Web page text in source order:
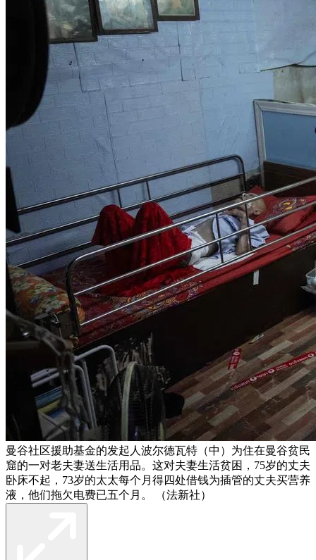
曼谷社区援助基金的发起人波尔德瓦特（中）为住在曼谷贫民
窟的一对老夫妻送生活用品。这对夫妻生活贫困，75岁的丈夫
卧床不起，73岁的太太每个月得四处借钱为插管的丈夫买营养
液，他们拖欠电费已五个月。 （法新社）